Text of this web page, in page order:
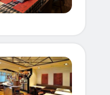
月給：
時給：
時給：
時給：
時給：
月給：
時給：
月給：
時給：
月給：
時給：
月給：
時給：
月給：
月給：
月給：
時給：
月給：
月給：
時給：
時給：